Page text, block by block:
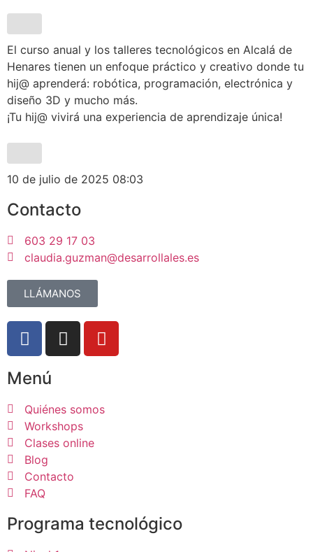
El curso anual y los talleres tecnológicos en Alcalá de
Henares tienen un enfoque práctico y creativo donde tu
hij@ aprenderá: robótica, programación, electrónica y
diseño 3D y mucho más.
¡Tu hij@ vivirá una experiencia de aprendizaje única!
10 de julio de 2025 08:03
Contacto
603 29 17 03
claudia.guzman@desarrollales.es
LLÁMANOS
Menú
Quiénes somos
Workshops
Clases online
Blog
Contacto
FAQ
Programa tecnológico